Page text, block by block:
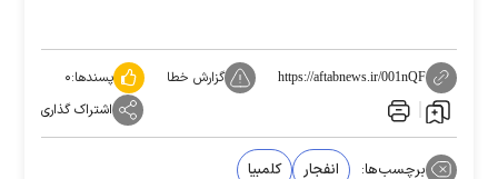
https://aftabnews.ir/001nQF گزارش خطا پسندها:۰
اشتراک گذاری
برچسب‌ها: انفجار کلمبیا